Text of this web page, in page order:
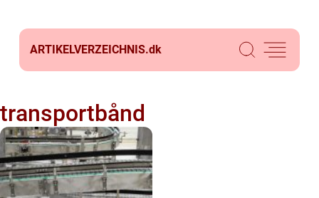
ARTIKELVERZEICHNIS.dk
transportbånd